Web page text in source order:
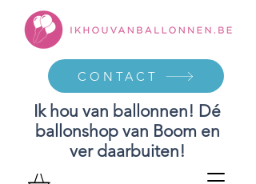
Ik hou van ballonnen! Dé
ballonshop van Boom en
ver daarbuiten!
CONTACT